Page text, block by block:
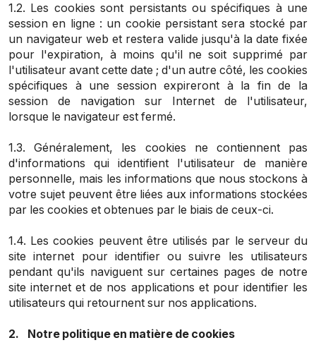
1.2. Les cookies sont persistants ou spécifiques à une
session en ligne : un cookie persistant sera stocké par
un navigateur web et restera valide jusqu'à la date fixée
pour l'expiration, à moins qu'il ne soit supprimé par
l'utilisateur avant cette date ; d'un autre côté, les cookies
spécifiques à une session expireront à la fin de la
session de navigation sur Internet de l'utilisateur,
lorsque le navigateur est fermé.
1.3. Généralement, les cookies ne contiennent pas
d'informations qui identifient l'utilisateur de manière
personnelle, mais les informations que nous stockons à
votre sujet peuvent être liées aux informations stockées
par les cookies et obtenues par le biais de ceux-ci.
1.4. Les cookies peuvent être utilisés par le serveur du
site internet pour identifier ou suivre les utilisateurs
pendant qu'ils naviguent sur certaines pages de notre
site internet et de nos applications et pour identifier les
utilisateurs qui retournent sur nos applications.
2. Notre politique en matière de cookies